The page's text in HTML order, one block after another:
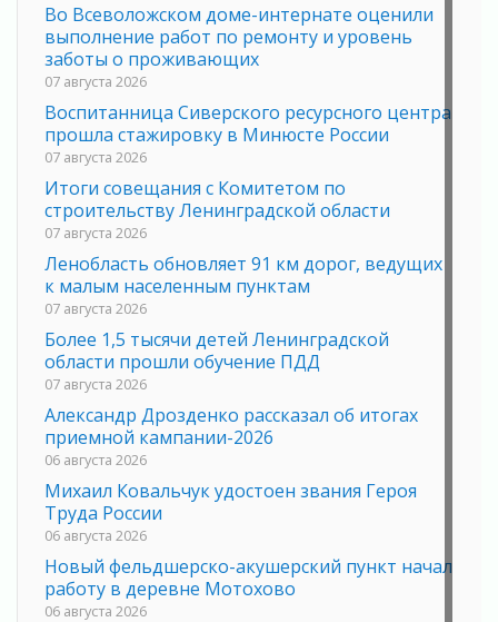
Во Всеволожском доме-интернате оценили
выполнение работ по ремонту и уровень
заботы о проживающих
07 августа 2026
Воспитанница Сиверского ресурсного центра
прошла стажировку в Минюсте России
07 августа 2026
Итоги совещания с Комитетом по
строительству Ленинградской области
07 августа 2026
Ленобласть обновляет 91 км дорог, ведущих
к малым населенным пунктам
07 августа 2026
Более 1,5 тысячи детей Ленинградской
области прошли обучение ПДД
07 августа 2026
Александр Дрозденко рассказал об итогах
приемной кампании-2026
06 августа 2026
Михаил Ковальчук удостоен звания Героя
Труда России
06 августа 2026
Новый фельдшерско-акушерский пункт начал
работу в деревне Мотохово
06 августа 2026